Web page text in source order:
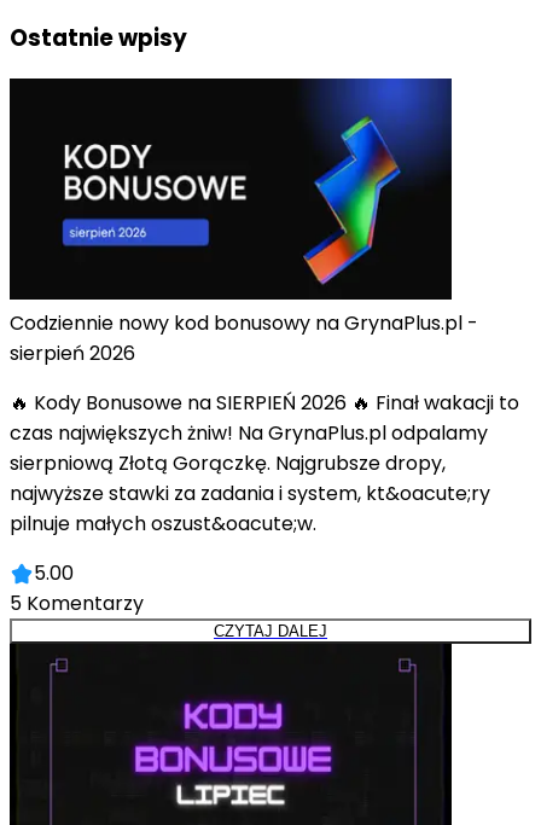
Ostatnie wpisy
Codziennie nowy kod bonusowy na GrynaPlus.pl -
sierpień 2026
🔥 Kody Bonusowe na SIERPIEŃ 2026 🔥 Finał wakacji to
czas największych żniw! Na GrynaPlus.pl odpalamy
sierpniową Złotą Gorączkę. Najgrubsze dropy,
najwyższe stawki za zadania i system, kt&oacute;ry
pilnuje małych oszust&oacute;w.
5.00
5 Komentarzy
CZYTAJ DALEJ